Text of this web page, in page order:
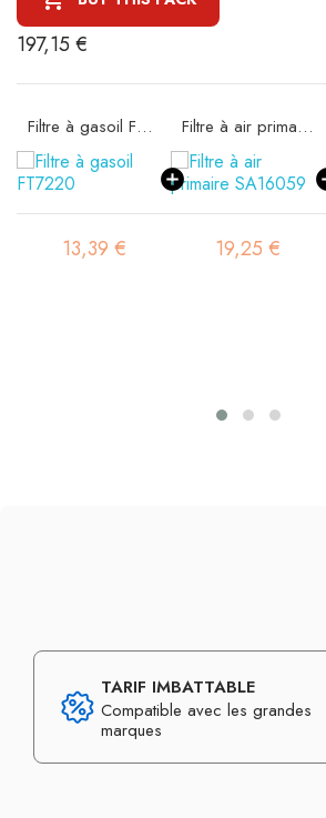
197,15 €
Filtre à gasoil FT7220
13,39 €
Filtre à air primaire SA16059
19,25 €
TARIF IMBATTABLE
Compatible avec les grandes
marques